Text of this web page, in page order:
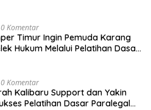
0 Komentar
Timur Ingin Pemuda Karang
Hukum Melalui Pelatihan Dasar
0 Komentar
Kalibaru Support dan Yakin
Pelatihan Dasar Paralegal